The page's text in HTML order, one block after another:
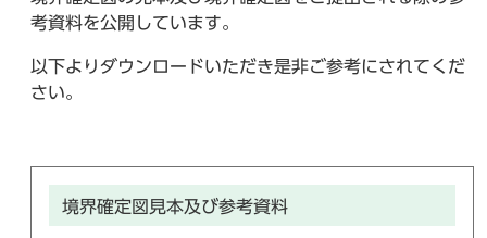
考資料を公開しています。
以下よりダウンロードいただき是非ご参考にされてくだ
さい。
境界確定図見本及び参考資料